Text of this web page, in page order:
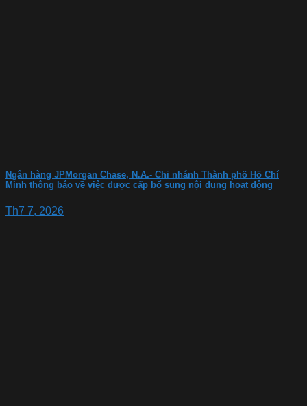
Ngân hàng JPMorgan Chase, N.A.- Chi nhánh Thành phố Hồ Chí
Minh thông báo về việc được cấp bổ sung nội dung hoạt động
Th7 7, 2026